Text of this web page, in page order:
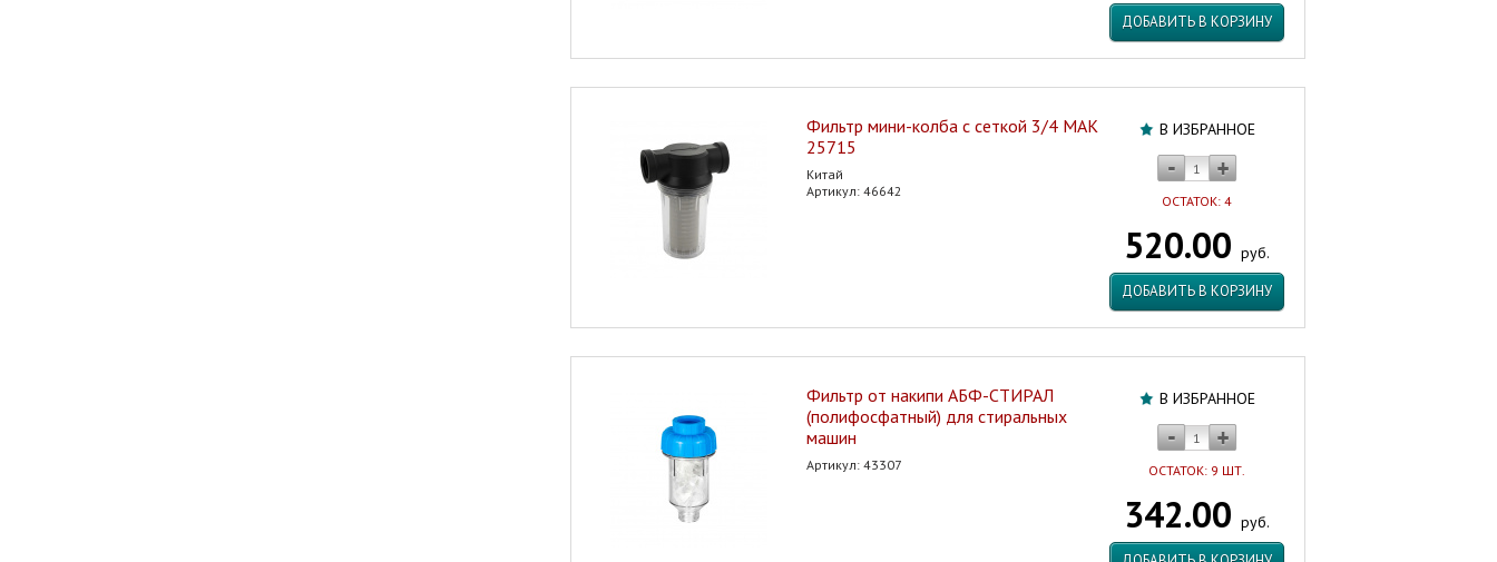
ДОБАВИТЬ В КОРЗИНУ
В ИЗБРАННОЕ
ОСТАТОК: 4
520.00 руб.
ДОБАВИТЬ В КОРЗИНУ
Фильтр мини-колба с сеткой 3/4 MAK
25715
Китай
Артикул: 46642
В ИЗБРАННОЕ
ОСТАТОК: 9 ШТ.
342.00 руб.
Фильтр от накипи АБФ-СТИРАЛ
(полифосфатный) для стиральных
машин
Артикул: 43307